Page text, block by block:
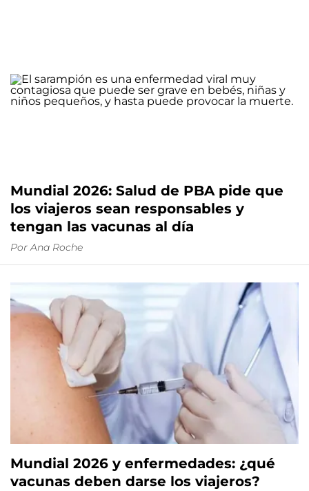
Mundial 2026: Salud de PBA pide que
los viajeros sean responsables y
tengan las vacunas al día
Por Ana Roche
Mundial 2026 y enfermedades: ¿qué
vacunas deben darse los viajeros?